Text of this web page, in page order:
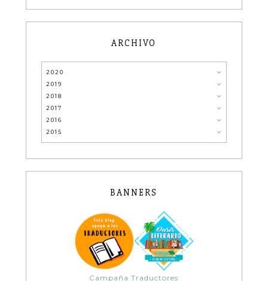
ARCHIVO
2020
2019
2018
2017
2016
2015
BANNERS
Campaña Traductores